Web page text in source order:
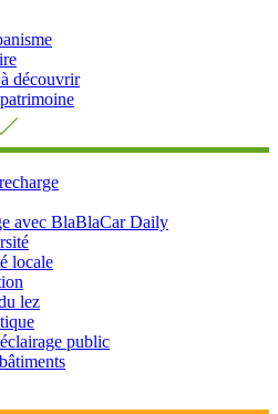
découvrir
avec BlaBlaCar Daily
locale
lez
public